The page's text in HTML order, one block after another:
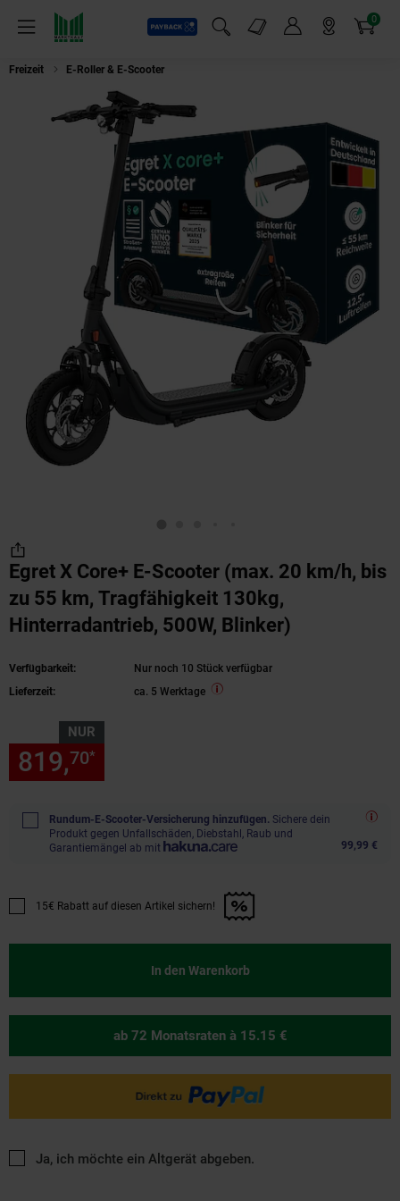
Menü
Payback
Suchfeld einblenden
Markt-Angebote 0
Artikel
Freizeit E-Roller & E-Scooter
Egret X Core+ E-Scooter (max. 20 km/h, bis
zu 55 km, Tragfähigkeit 130kg,
Hinterradantrieb, 500W, Blinker)
Verfügbarkeit:
Nur noch 10 Stück verfügbar
Lieferzeit:
ca. 5 Werktage
NUR
819,70*
Rundum-E-Scooter-Versicherung hinzufügen. Sichere dein
Produkt gegen Unfallschäden, Diebstahl, Raub und
Garantiemängel ab mit
99,99 €
Promotion "15€ Rabatt auf diesen Artikel sichern!" anwenden
15€ Rabatt auf diesen Artikel sichern!
In den Warenkorb
ab 72 Monatsraten à 15.15 €
Ja, ich möchte ein Altgerät abgeben.